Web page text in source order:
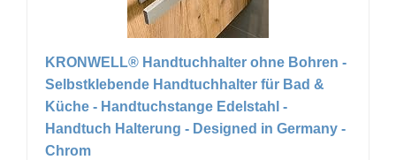
KRONWELL® Handtuchhalter ohne Bohren -
Selbstklebende Handtuchhalter für Bad &
Küche - Handtuchstange Edelstahl -
Handtuch Halterung - Designed in Germany -
Chrom